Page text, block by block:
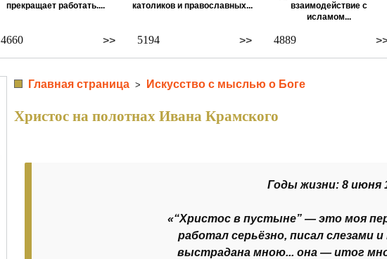
прекращает работать....
>>
4660
католиков и православных...
>>
5194
взаимодействие с
исламом...
4889
Главная страница > Искусство с мыслью о Боге
Христос на полотнах Ивана Крамского
Годы жизни: 8 июня
«“Христос в пустыне” — это моя
работал серьёзно, писал слезами
выстрадана мною... она — итог